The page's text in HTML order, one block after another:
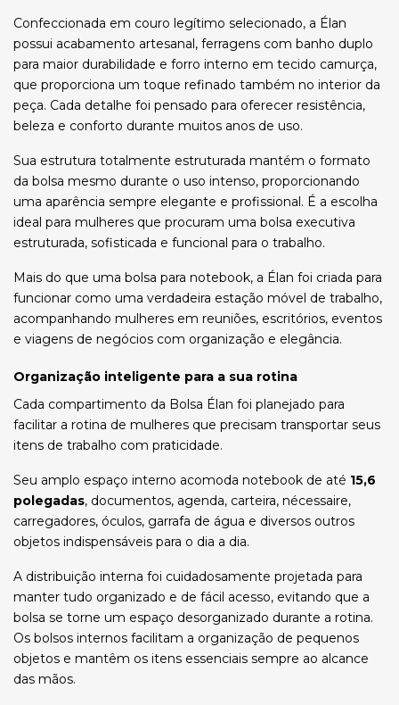
Confeccionada em couro legítimo selecionado, a Élan
possui acabamento artesanal, ferragens com banho duplo
para maior durabilidade e forro interno em tecido camurça,
que proporciona um toque refinado também no interior da
peça. Cada detalhe foi pensado para oferecer resistência,
beleza e conforto durante muitos anos de uso.
Sua estrutura totalmente estruturada mantém o formato
da bolsa mesmo durante o uso intenso, proporcionando
uma aparência sempre elegante e profissional. É a escolha
ideal para mulheres que procuram uma bolsa executiva
estruturada, sofisticada e funcional para o trabalho.
Mais do que uma bolsa para notebook, a Élan foi criada para
funcionar como uma verdadeira estação móvel de trabalho,
acompanhando mulheres em reuniões, escritórios, eventos
e viagens de negócios com organização e elegância.
Organização inteligente para a sua rotina
Cada compartimento da Bolsa Élan foi planejado para
facilitar a rotina de mulheres que precisam transportar seus
itens de trabalho com praticidade.
Seu amplo espaço interno acomoda notebook de até 15,6
polegadas, documentos, agenda, carteira, nécessaire,
carregadores, óculos, garrafa de água e diversos outros
objetos indispensáveis para o dia a dia.
A distribuição interna foi cuidadosamente projetada para
manter tudo organizado e de fácil acesso, evitando que a
bolsa se torne um espaço desorganizado durante a rotina.
Os bolsos internos facilitam a organização de pequenos
objetos e mantêm os itens essenciais sempre ao alcance
das mãos.